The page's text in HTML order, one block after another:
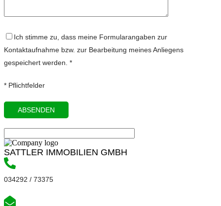
Ich stimme zu, dass meine Formularangaben zur
Kontaktaufnahme bzw. zur Bearbeitung meines Anliegens
gespeichert werden. *
* Pflichtfelder
SATTLER IMMOBILIEN GMBH
034292 / 73375